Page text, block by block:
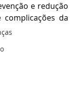
e redução
da